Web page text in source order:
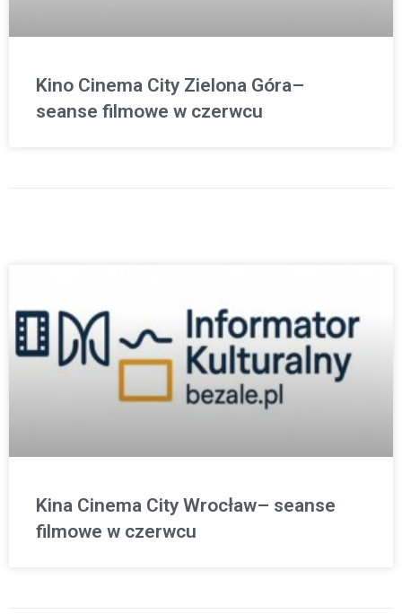
Kino Cinema City Zielona Góra–
seanse filmowe w czerwcu
Kina Cinema City Wrocław– seanse
filmowe w czerwcu